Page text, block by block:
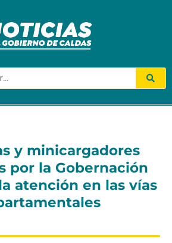
y minicargadores
por la Gobernación
atención en las vías